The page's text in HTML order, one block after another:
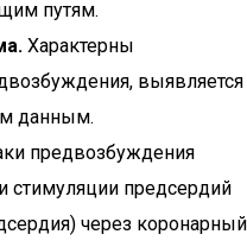
путям.
Характерны
выявляется
данным.
предвозбуждения
стимуляции предсердий
через коронарный